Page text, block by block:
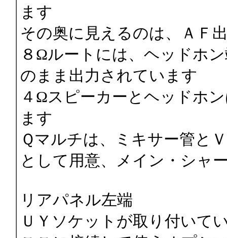
ます
その奥に見えるのは、ＡＦ
８Ωルートには、ヘッドホ
のまま出力されています
４Ωスピーカーとヘッドホ
ます
Ｑマルチは、ミキサー管と
として用意、メイン・シャ
リアパネル左端
ＵＹソケットが取り付いて